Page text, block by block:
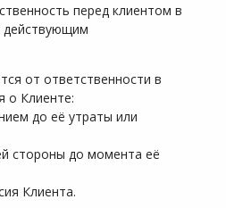
перед клиентом в
действующим
от ответственности в
о Клиенте:
до её утраты или
стороны до момента её
Клиента.